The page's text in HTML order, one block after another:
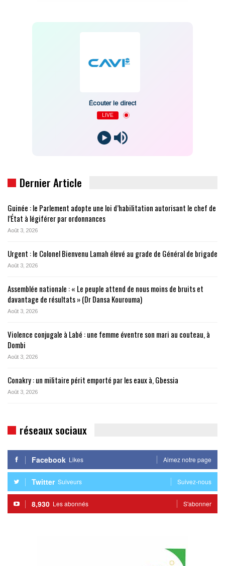
Écouter le direct
LIVE
Dernier Article
Guinée : le Parlement adopte une loi d’habilitation autorisant le chef de
l’État à légiférer par ordonnances
Août 3, 2026
Urgent : le Colonel Bienvenu Lamah élevé au grade de Général de brigade
Août 3, 2026
Assemblée nationale : « Le peuple attend de nous moins de bruits et
davantage de résultats » (Dr Dansa Kourouma)
Août 3, 2026
Violence conjugale à Labé : une femme éventre son mari au couteau, à
Dombi
Août 3, 2026
Conakry : un militaire périt emporté par les eaux à, Gbessia
Août 3, 2026
réseaux sociaux
Facebook Likes Aimez notre page
Twitter Suiveurs Suivez-nous
8,930 Les abonnés S'abonner